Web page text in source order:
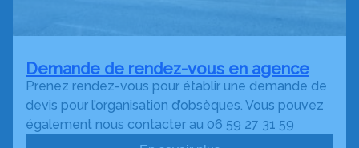
Demande de rendez-vous en agence
Prenez rendez-vous pour établir une demande de
devis pour l’organisation d’obsèques. Vous pouvez
également nous contacter au 06 59 27 31 59